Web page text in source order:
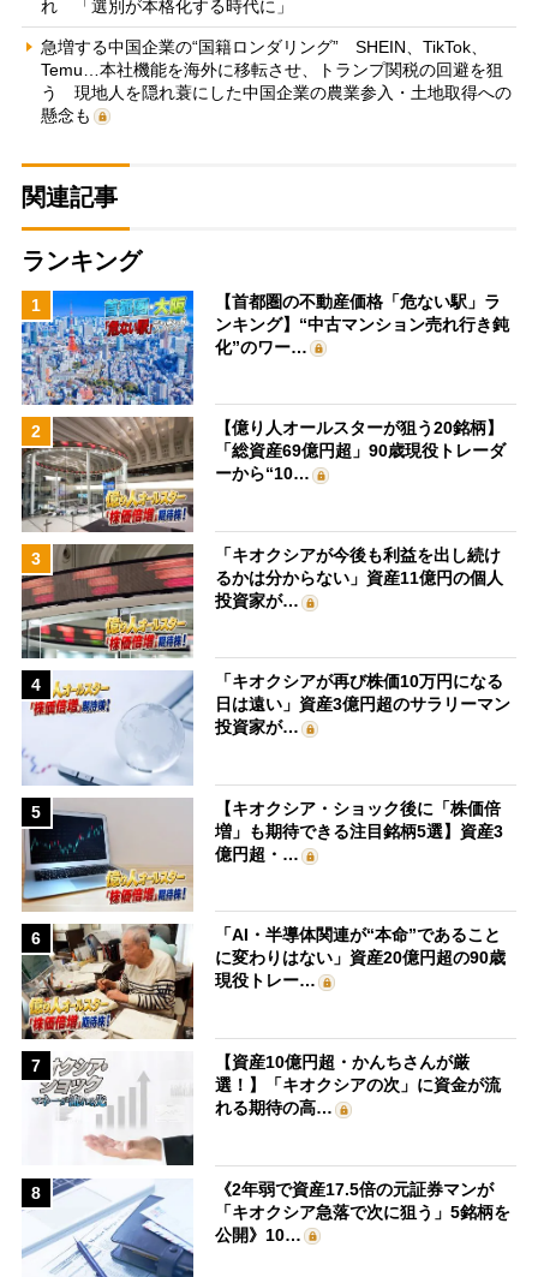
れ 「選別が本格化する時代に」
急増する中国企業の“国籍ロンダリング” SHEIN、TikTok、
Temu…本社機能を海外に移転させ、トランプ関税の回避を狙
う 現地人を隠れ蓑にした中国企業の農業参入・土地取得への
懸念も
関連記事
ランキング
1
【首都圏の不動産価格「危ない駅」ラ
ンキング】“中古マンション売れ行き鈍
化”のワー…
2
【億り人オールスターが狙う20銘柄】
「総資産69億円超」90歳現役トレーダ
ーから“10…
3
「キオクシアが今後も利益を出し続け
るかは分からない」資産11億円の個人
投資家が…
4
「キオクシアが再び株価10万円になる
日は遠い」資産3億円超のサラリーマン
投資家が…
5
【キオクシア・ショック後に「株価倍
増」も期待できる注目銘柄5選】資産3
億円超・…
6
「AI・半導体関連が“本命”であること
に変わりはない」資産20億円超の90歳
現役トレー…
7
【資産10億円超・かんちさんが厳
選！】「キオクシアの次」に資金が流
れる期待の高…
8
《2年弱で資産17.5倍の元証券マンが
「キオクシア急落で次に狙う」5銘柄を
公開》10…